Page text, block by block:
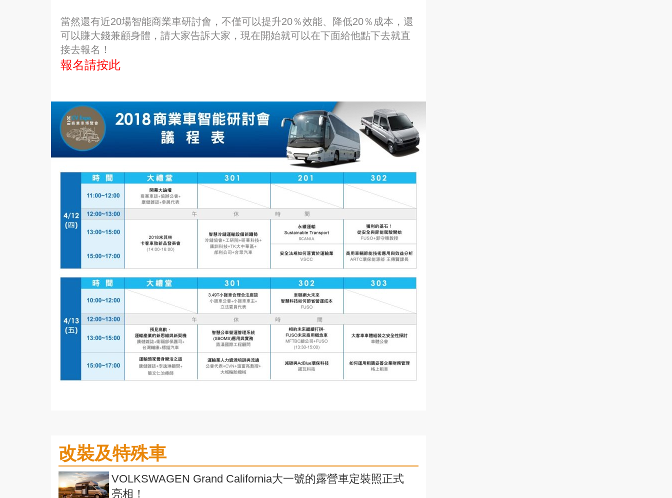
當然還有近20場智能商業車研討會，不僅可以提升20％效能、降低20％成本，還
可以賺大錢兼顧身體，請大家告訴大家，現在開始就可以在下面給他點下去就直
接去報名！
報名請按此
改裝及特殊車
VOLKSWAGEN Grand California大一號的露營車定裝照正式
亮相！